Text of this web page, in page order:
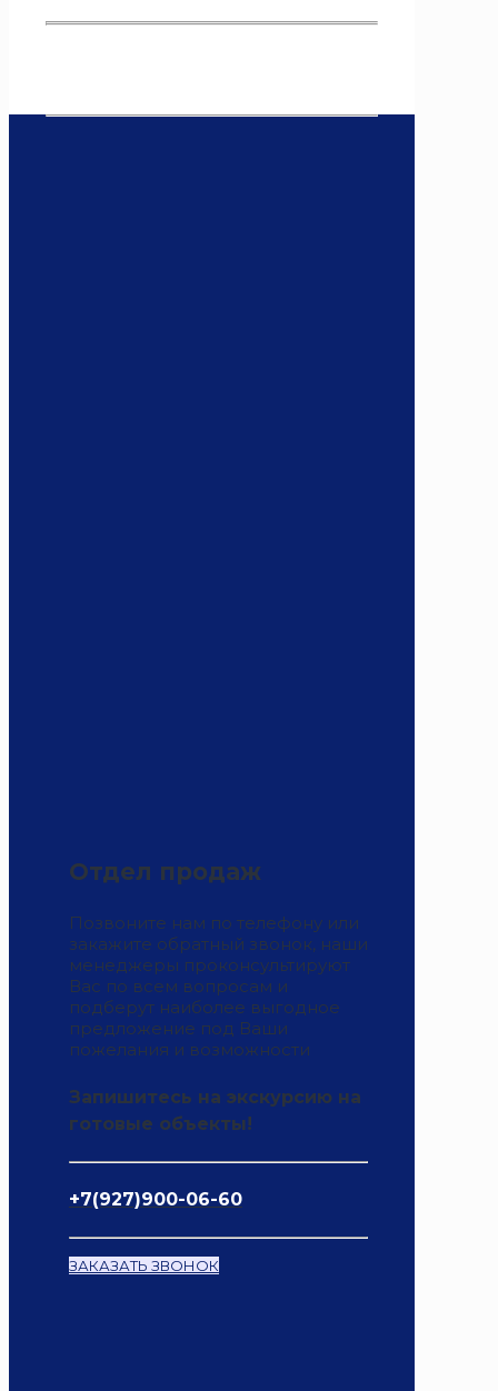
Отдел продаж
Позвоните нам по телефону или
закажите обратный звонок, наши
менеджеры проконсультируют
Вас по всем вопросам и
подберут наиболее выгодное
предложение под Ваши
пожелания и возможности
Запишитесь на экскурсию на
готовые объекты!
+7(927)900-06-60
ЗАКАЗАТЬ ЗВОНОК